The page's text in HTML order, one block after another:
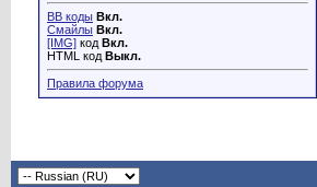
BB коды Вкл.
Смайлы Вкл.
[IMG] код Вкл.
HTML код Выкл.
Правила форума